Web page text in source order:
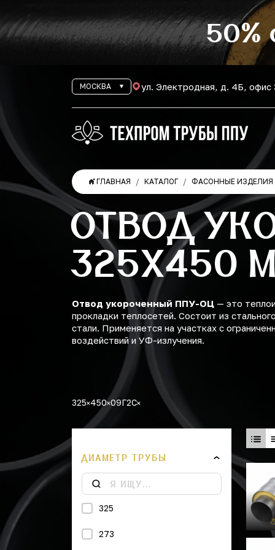
50%
МОСКВА ул. Электродная, д. 4Б, офис
ГЛАВНАЯ КАТАЛОГ ФАСОННЫЕ
ОТВОД
325Х450
Отвод укороченный ППУ-ОЦ — это
прокладки теплосетей. Состоит из
стали. Применяется на участках с
воздействий и УФ-излучения.
325 450 09Г2С
ДИАМЕТР ТРУБЫ
325
273